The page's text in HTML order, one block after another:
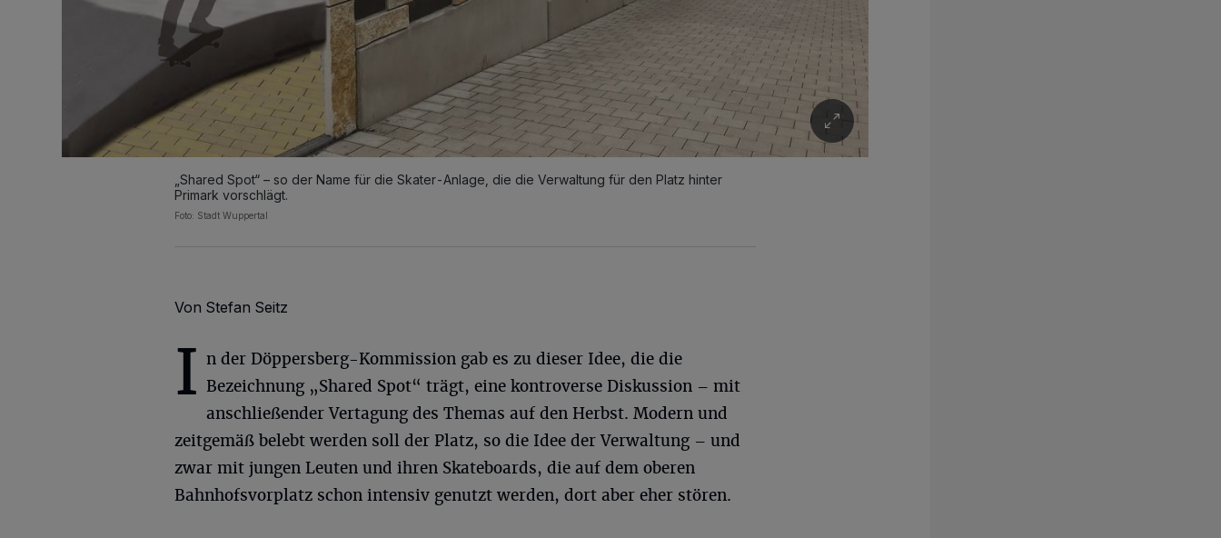
„Shared Spot“ – so der Name für die Skater-Anlage, die die Verwaltung für den Platz hinter
Primark vorschlägt.
Foto: Stadt Wuppertal
Von Stefan Seitz
I n der Döppersberg-Kommission gab es zu dieser Idee, die die
Bezeichnung „Shared Spot“ trägt, eine kontroverse Diskussion – mit
anschließender Vertagung des Themas auf den Herbst. Modern und
zeitgemäß belebt werden soll der Platz, so die Idee der Verwaltung – und
zwar mit jungen Leuten und ihren Skateboards, die auf dem oberen
Bahnhofsvorplatz schon intensiv genutzt werden, dort aber eher stören.